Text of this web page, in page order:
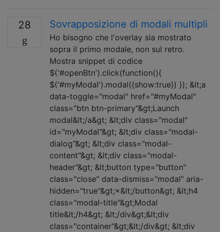
28 Sovrapposizione di modali multipli
Ho bisogno che l'overlay sia mostrato
sopra il primo modale, non sul retro.
Mostra snippet di codice
$('#openBtn').click(function(){
$('#myModal').modal({show:true}) }); &lt;a
data-toggle="modal" href="#myModal"
class="btn btn-primary"&gt;Launch
modal&lt;/a&gt; &lt;div class="modal"
id="myModal"&gt; &lt;div class="modal-
dialog"&gt; &lt;div class="modal-
content"&gt; &lt;div class="modal-
header"&gt; &lt;button type="button"
class="close" data-dismiss="modal" aria-
hidden="true"&gt;×&lt;/button&gt; &lt;h4
class="modal-title"&gt;Modal
title&lt;/h4&gt; &lt;/div&gt;&lt;div
class="container"&gt;&lt;/div&gt; &lt;div